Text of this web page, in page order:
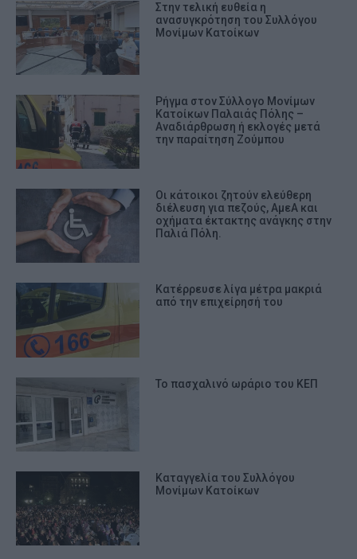
Στην τελική ευθεία η
ανασυγκρότηση του Συλλόγου
Μονίμων Κατοίκων
Ρήγμα στον Σύλλογο Μονίμων
Κατοίκων Παλαιάς Πόλης –
Αναδιάρθρωση ή εκλογές μετά
την παραίτηση Ζούμπου
Οι κάτοικοι ζητούν ελεύθερη
διέλευση για πεζούς, ΑμεΑ και
οχήματα έκτακτης ανάγκης στην
Παλιά Πόλη.
Κατέρρευσε λίγα μέτρα μακριά
από την επιχείρησή του
Το πασχαλινό ωράριο του ΚΕΠ
Καταγγελία του Συλλόγου
Μονίμων Κατοίκων